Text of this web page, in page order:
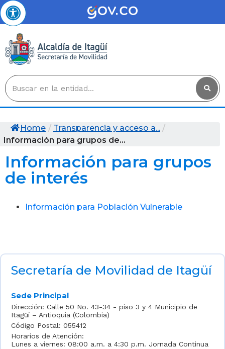
Home / Transparencia y acceso a... /
Información para grupos de...
Información para grupos
de interés
Información para Población Vulnerable
Secretaría de Movilidad de Itagüí
Sede Principal
Dirección: Calle 50 No. 43-34 - piso 3 y 4 Municipio de
Itagüí – Antioquia (Colombia)
Código Postal: 055412
Horarios de Atención:
Lunes a viernes: 08:00 a.m. a 4:30 p.m. Jornada Continua